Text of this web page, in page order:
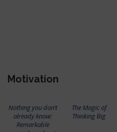
Motivation
Nothing you don’t
already know:
Remarkable
The Magic of
Thinking Big